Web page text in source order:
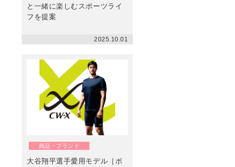
と一緒に楽しむスポーツライ
フを提案
2025.10.01
商品・ブランド
大谷翔平選手愛用モデル［ボ